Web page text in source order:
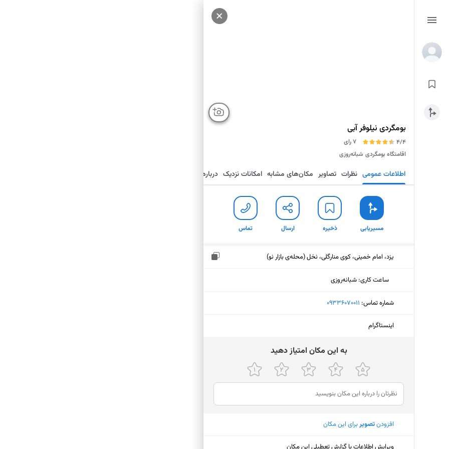
بومگردی نیلوفر آبی
4/4
7 رای
اقامتگاه بومگردی شبانه‌روزی
اطلاعات عمومی نظرات تصاویر مکان‌های مشابه امکانات نزدیک درباره
مسیریابی ذخیره ارسال تماس
یزد، امام خمینی، کوی منارگلی، نخل (محله‌ی بازار نو)
ساعت کاری: شبانه‌روزی
شماره تماس: ‎09336070011
اینستاگرام
ﺑﻪ اﯾﻦ ﻣﮑﺎن اﻣﺘﯿﺎز دﻫﯿﺪ
افزودنتصویربرای این مکان